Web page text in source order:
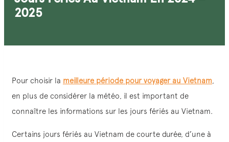
2025
Pour choisir la meilleure période pour voyager au Vietnam
en plus de considérer la météo, il est important de
connaître les informations sur les jours fériés au Vietnam.
Certains jours fériés au Vietnam de courte durée, d’une à